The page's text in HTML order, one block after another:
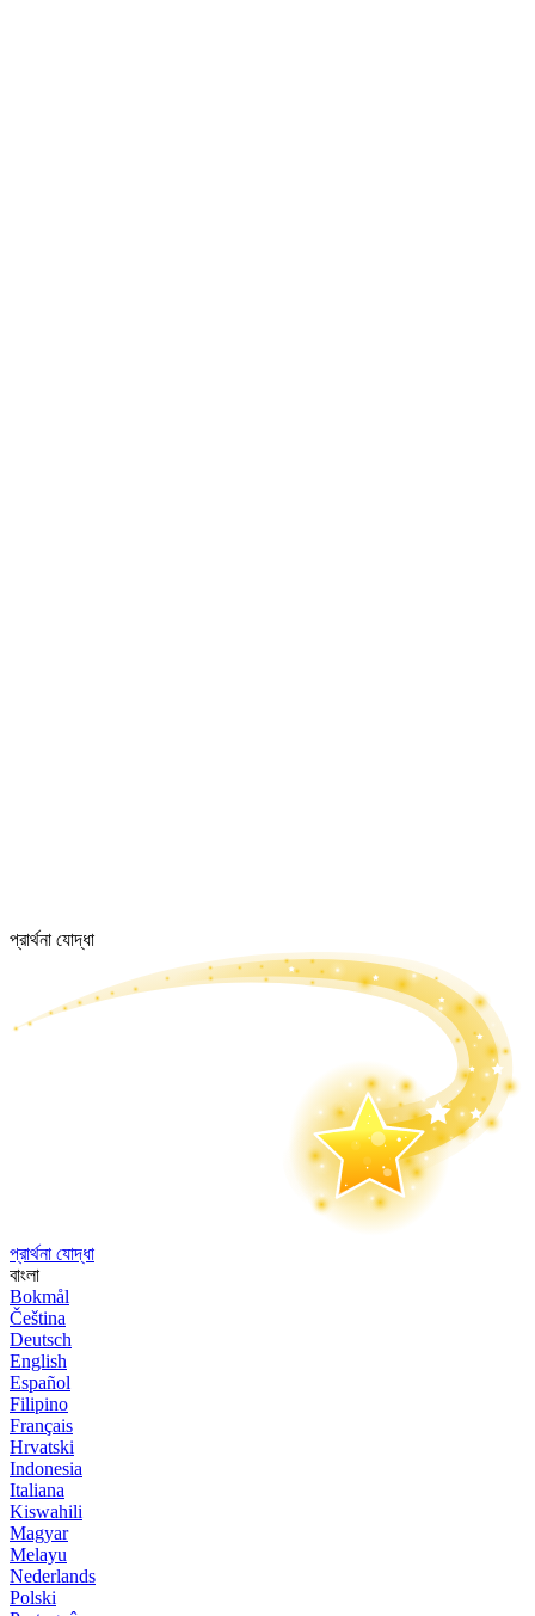
প্রার্থনা যোদ্ধা
প্রার্থনা যোদ্ধা
বাংলা
Bokmål
Čeština
Deutsch
English
Español
Filipino
Français
Hrvatski
Indonesia
Italiana
Kiswahili
Magyar
Melayu
Nederlands
Polski